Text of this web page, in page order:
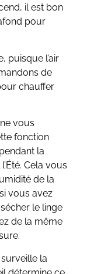
il est bon
pour
puisque l’air
de
chauffer
vous
fonction
la
Cela vous
de la
vous avez
le linge
de la même
la